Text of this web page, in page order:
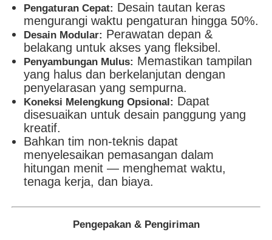
Pengaturan Cepat: Desain tautan keras
mengurangi waktu pengaturan hingga 50%.
Desain Modular: Perawatan depan &
belakang untuk akses yang fleksibel.
Penyambungan Mulus: Memastikan tampilan
yang halus dan berkelanjutan dengan
penyelarasan yang sempurna.
Koneksi Melengkung Opsional: Dapat
disesuaikan untuk desain panggung yang
kreatif.
Bahkan tim non-teknis dapat
menyelesaikan pemasangan dalam
hitungan menit — menghemat waktu,
tenaga kerja, dan biaya.
Pengepakan & Pengiriman